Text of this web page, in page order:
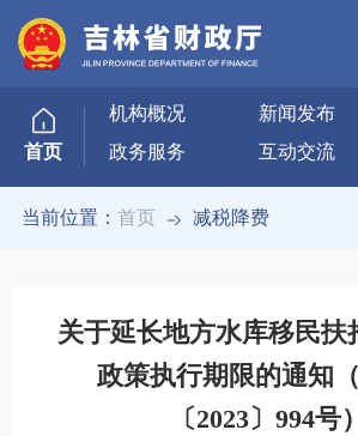
首页
机构概况 新闻发布
政务服务
互动交流
当前位置：首页 减税降费
关于延长地方水库移民扶
政策执行期限的通知
〔2023〕994号）